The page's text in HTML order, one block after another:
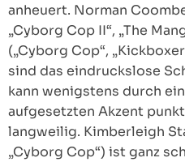
anheuert. Norman
„Cyborg Cop II“, „The
(„Cyborg Cop“,
sind das eindruckslose
kann wenigstens durch
aufgesetzten Akzent
langweilig. Kimberleigh
„Cyborg Cop“) ist ganz